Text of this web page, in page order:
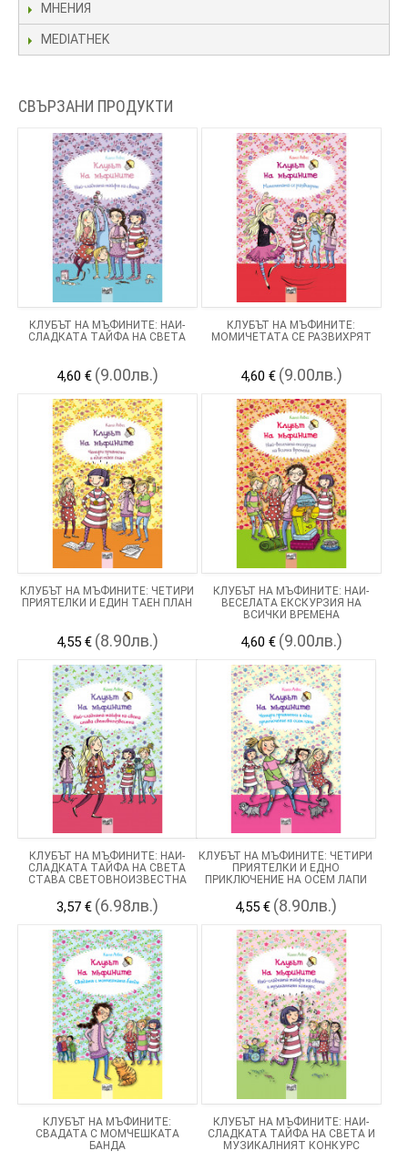
МНЕНИЯ
MEDIATHEK
СВЪРЗАНИ ПРОДУКТИ
КЛУБЪТ НА МЪФИНИТЕ: НАЙ-
СЛАДКАТА ТАЙФА НА СВЕТА
4,60 € (9.00лв.)
КЛУБЪТ НА МЪФИНИТЕ:
МОМИЧЕТАТА СЕ РАЗВИХРЯТ
4,60 € (9.00лв.)
КЛУБЪТ НА МЪФИНИТЕ: ЧЕТИРИ
ПРИЯТЕЛКИ И ЕДИН ТАЕН ПЛАН
4,55 € (8.90лв.)
КЛУБЪТ НА МЪФИНИТЕ: НАЙ-
ВЕСЕЛАТА ЕКСКУРЗИЯ НА
ВСИЧКИ ВРЕМЕНА
4,60 € (9.00лв.)
КЛУБЪТ НА МЪФИНИТЕ: НАЙ-
СЛАДКАТА ТАЙФА НА СВЕТА
СТАВА СВЕТОВНОИЗВЕСТНА
3,57 € (6.98лв.)
КЛУБЪТ НА МЪФИНИТЕ: ЧЕТИРИ
ПРИЯТЕЛКИ И ЕДНО
ПРИКЛЮЧЕНИЕ НА ОСЕМ ЛАПИ
4,55 € (8.90лв.)
КЛУБЪТ НА МЪФИНИТЕ:
СВАДАТА С МОМЧЕШКАТА
БАНДА
КЛУБЪТ НА МЪФИНИТЕ: НАЙ-
СЛАДКАТА ТАЙФА НА СВЕТА И
МУЗИКАЛНИЯТ КОНКУРС